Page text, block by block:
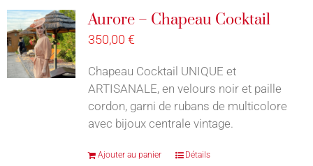
Aurore – Chapeau Cocktail
350,00 €
Chapeau Cocktail UNIQUE et
ARTISANALE, en velours noir et paille
cordon, garni de rubans de multicolore
avec bijoux centrale vintage.
Ajouter au panier Détails